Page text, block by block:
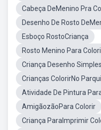
Cabeça DeMenino Pra
Desenho De Rosto
Esboço RostoCriança
Rosto Menino Para
Criança Desenho Simples
Crianças ColorirNo
Atividade De Pintura
AmigãozãoPara Colorir
Criança ParaImprimir